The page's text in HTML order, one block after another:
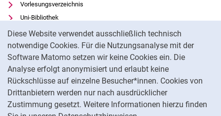
Diese Website verwendet ausschließlich technisch
notwendige Cookies. Für die Nutzungsanalyse mit der
Software Matomo setzen wir keine Cookies ein. Die
Analyse erfolgt anonymisiert und erlaubt keine
Rückschlüsse auf einzelne Besucher*innen. Cookies von
Drittanbietern werden nur nach ausdrücklicher
Zustimmung gesetzt. Weitere Informationen hierzu finden
Vorlesungsverzeichnis
Uni-Bibliothek
Moodle
Panopto
Datenschutz
Barrierefreiheit
Transparenter KI-Einsatz